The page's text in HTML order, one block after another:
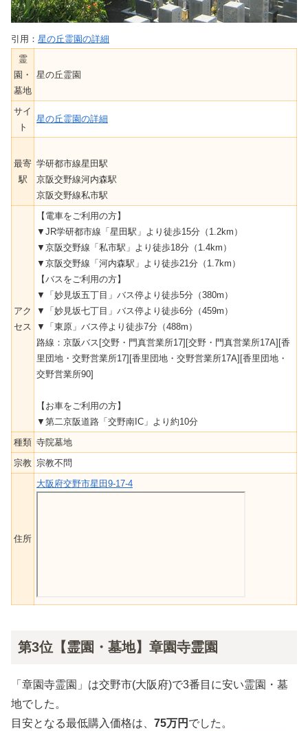
引用： 星の丘霊園の詳細
霊
園・
墓地
星の丘霊園
サイ
ト
星の丘霊園の詳細
最寄
駅
学研都市線星田駅
京阪交野線河内森駅
京阪交野線私市駅
アク
セス
【電車をご利用の方】
▼JR学研都市線「星田駅」より徒歩15分（1.2km）
▼京阪交野線「私市駅」より徒歩18分（1.4km）
▼京阪交野線「河内森駅」より徒歩21分（1.7km）
【バスをご利用の方】
▼「妙見坂五丁目」バス停より徒歩5分（380m）
▼「妙見坂七丁目」バス停より徒歩6分（459m）
▼「東原」バス停より徒歩7分（488m）
路線：京阪バス[交野・門真営業所17][交野・門真営業所17A][香
里団地・交野営業所17][香里団地・交野営業所17A][香里団地・
交野営業所90]
【お車をご利用の方】
▼第二京阪道路「交野南IC」より約10分
種類 寺院墓地
宗教 宗教不問
住所
大阪府交野市星田9-17-4
第3位【霊園・墓地】章園寺霊園
「章園寺霊園」は交野市(大阪府)で3番目に安い霊園・墓
地でした。
目安となる最低購入価格は、 75万円 でした。